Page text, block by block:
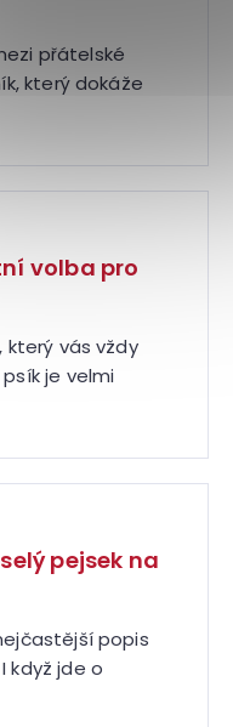
přátelské
který dokáže
volba pro
který vás vždy
je velmi
pejsek na
popis
když jde o